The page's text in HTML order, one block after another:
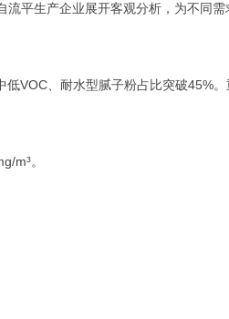
平生产企业展开客观分析，为不同需
VOC、耐水型腻子粉占比突破45%
m³。